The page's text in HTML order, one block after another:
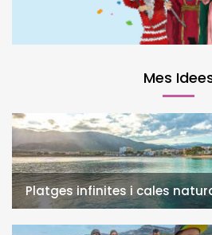
Mes
Platges infinites i cales
l'Infant i la Vall